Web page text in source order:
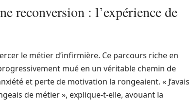
reconversion : l’expérience de
le métier d’infirmière. Ce parcours riche en
mué en un véritable chemin de
et perte de motivation la rongeaient. « J’avais
de métier », explique-t-elle, avouant la